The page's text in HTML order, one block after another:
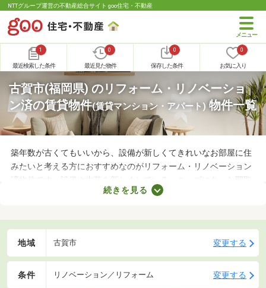
NTTグループ運営の不動産総合サイト goo住宅・不動産
1
最近検索した条件
0
最近見た物件
0
保存した条件
0
お気に入り
古賀市(福岡県) のリフォーム・リノベーショ
ン済の賃貸物件(賃貸マンション・アパート) 物件一覧
築年数が古くてもいいから、設備が新しくてきれいなお部屋に住
みたいと考える方におすすめなのがリフォーム・リノベーション
済物件です。設備や内装を新しくしている・ニーズにあった間取
りに変えているなど、住みやすさが格段にアップしていることが
べて、気になるお部屋を見つけましょう。
続きを見る
地域 古賀市 変更する
条件 リノベーション／リフォーム 変更する